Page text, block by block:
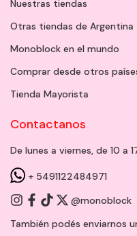
Nuestras tiendas
Otras tiendas de Argentina
Monoblock en el mundo
Comprar desde otros
Tienda Mayorista
Contactanos
De lunes a viernes, de 10 a
+ 5491122484971
@monoblock
También podés enviarnos